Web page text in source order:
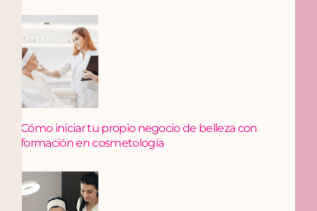
Cómo iniciar tu propio negocio de belleza con
formación en cosmetología